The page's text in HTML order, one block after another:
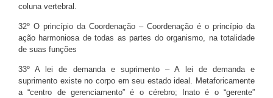
coluna vertebral.
32º O princípio da Coordenação – Coordenação é o princípio da
ação harmoniosa de todas as partes do organismo, na totalidade
de suas funções
33º A lei de demanda e suprimento – A lei de demanda e
suprimento existe no corpo em seu estado ideal. Metaforicamente
a “centro de gerenciamento” é o cérebro; Inato é o “gerente”